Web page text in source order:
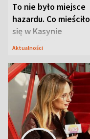
To nie było miejsce
hazardu. Co mieściło
się w Kasynie
Oficerskim?
Aktualności